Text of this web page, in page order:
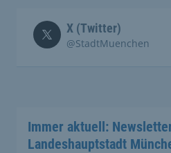
X (Twitter)
@StadtMuenchen
Immer aktuell:
Landeshauptstadt